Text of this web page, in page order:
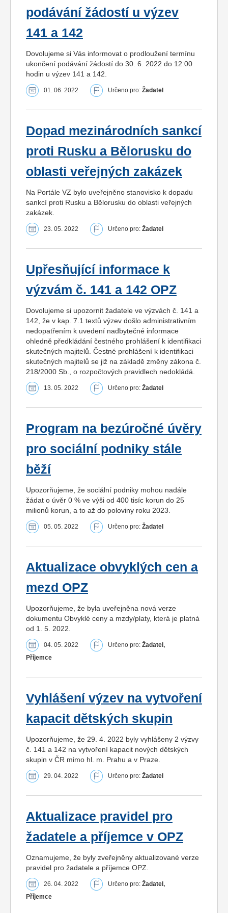
podávání žádostí u výzev
141 a 142
Dovolujeme si Vás informovat o prodloužení termínu
ukončení podávání žádostí do 30. 6. 2022 do 12:00
hodin u výzev 141 a 142.
01. 06. 2022 Určeno pro: Žadatel
Dopad mezinárodních sankcí
proti Rusku a Bělorusku do
oblasti veřejných zakázek
Na Portále VZ bylo uveřejněno stanovisko k dopadu
sankcí proti Rusku a Bělorusku do oblasti veřejných
zakázek.
23. 05. 2022 Určeno pro: Žadatel
Upřesňující informace k
výzvám č. 141 a 142 OPZ
Dovolujeme si upozornit žadatele ve výzvách č. 141 a
142, že v kap. 7.1 textů výzev došlo administrativním
nedopatřením k uvedení nadbytečné informace
ohledně předkládání čestného prohlášení k identifikaci
skutečných majitelů. Čestné prohlášení k identifikaci
skutečných majitelů se již na základě změny zákona č.
218/2000 Sb., o rozpočtových pravidlech nedokládá.
13. 05. 2022 Určeno pro: Žadatel
Program na bezúročné úvěry
pro sociální podniky stále
běží
Upozorňujeme, že sociální podniky mohou nadále
žádat o úvěr 0 % ve výši od 400 tisíc korun do 25
milionů korun, a to až do poloviny roku 2023.
05. 05. 2022 Určeno pro: Žadatel
Aktualizace obvyklých cen a
mezd OPZ
Upozorňujeme, že byla uveřejněna nová verze
dokumentu Obvyklé ceny a mzdy/platy, která je platná
od 1. 5. 2022.
04. 05. 2022 Určeno pro: Žadatel,
Příjemce
Vyhlášení výzev na vytvoření
kapacit dětských skupin
Upozorňujeme, že 29. 4. 2022 byly vyhlášeny 2 výzvy
č. 141 a 142 na vytvoření kapacit nových dětských
skupin v ČR mimo hl. m. Prahu a v Praze.
29. 04. 2022 Určeno pro: Žadatel
Aktualizace pravidel pro
žadatele a příjemce v OPZ
Oznamujeme, že byly zveřejněny aktualizované verze
pravidel pro žadatele a příjemce OPZ.
26. 04. 2022 Určeno pro: Žadatel,
Příjemce